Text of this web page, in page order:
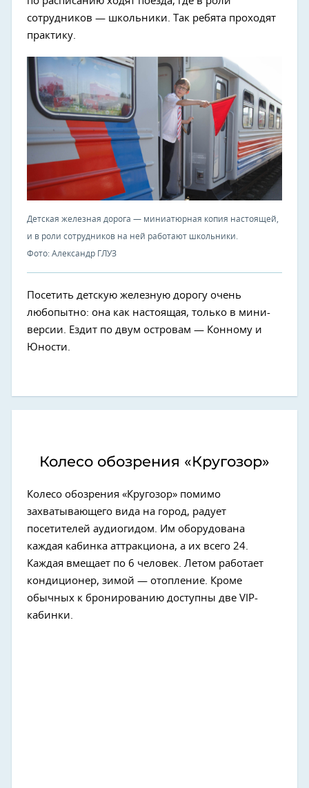
сотрудников — школьники. Так ребята проходят
практику.
Детская железная дорога — миниатюрная копия настоящей,
и в роли сотрудников на ней работают школьники.
Фото: Александр ГЛУЗ
Посетить детскую железную дорогу очень
любопытно: она как настоящая, только в мини-
версии. Ездит по двум островам — Конному и
Юности.
Колесо обозрения «Кругозор»
Колесо обозрения «Кругозор» помимо
захватывающего вида на город, радует
посетителей аудиогидом. Им оборудована
каждая кабинка аттракциона, а их всего 24.
Каждая вмещает по 6 человек. Летом работает
кондиционер, зимой — отопление. Кроме
обычных к бронированию доступны две VIP-
кабинки.